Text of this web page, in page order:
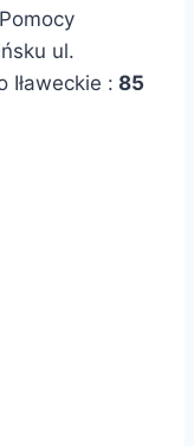
ul.
Iławeckie : 85